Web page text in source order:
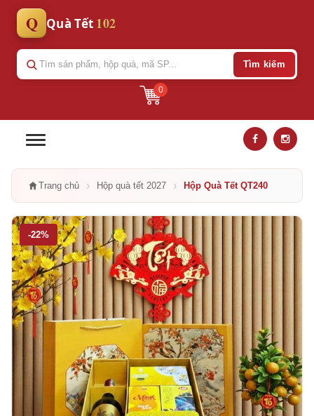
Q Quà Tết 102
0
Tìm kiếm
Trang chủ › Hộp quà tết 2027 › Hộp Quà Tết QT240
-22%